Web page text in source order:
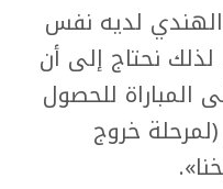
الهندي لديه نفس
لذلك نحتاج إلى أن
المباراة للحصول
خروج